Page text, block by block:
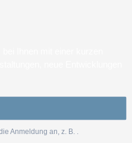
Anmeldung an, z. B.